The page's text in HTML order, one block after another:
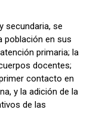
secundaria, se
población en sus
primaria; la
docentes;
contacto en
y la adición de la
de las